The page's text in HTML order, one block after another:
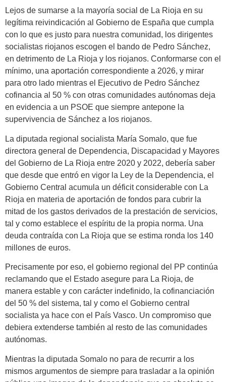
Lejos de sumarse a la mayoría social de La Rioja en su
legítima reivindicación al Gobierno de España que cumpla
con lo que es justo para nuestra comunidad, los dirigentes
socialistas riojanos escogen el bando de Pedro Sánchez,
en detrimento de La Rioja y los riojanos. Conformarse con el
mínimo, una aportación correspondiente a 2026, y mirar
para otro lado mientras el Ejecutivo de Pedro Sánchez
cofinancia al 50 % con otras comunidades autónomas deja
en evidencia a un PSOE que siempre antepone la
supervivencia de Sánchez a los riojanos.
La diputada regional socialista María Somalo, que fue
directora general de Dependencia, Discapacidad y Mayores
del Gobierno de La Rioja entre 2020 y 2022, debería saber
que desde que entró en vigor la Ley de la Dependencia, el
Gobierno Central acumula un déficit considerable con La
Rioja en materia de aportación de fondos para cubrir la
mitad de los gastos derivados de la prestación de servicios,
tal y como establece el espíritu de la propia norma. Una
deuda contraída con La Rioja que se estima ronda los 140
millones de euros.
Precisamente por eso, el gobierno regional del PP continúa
reclamando que el Estado asegure para La Rioja, de
manera estable y con carácter indefinido, la cofinanciación
del 50 % del sistema, tal y como el Gobierno central
socialista ya hace con el País Vasco. Un compromiso que
debiera extenderse también al resto de las comunidades
autónomas.
Mientras la diputada Somalo no para de recurrir a los
mismos argumentos de siempre para trasladar a la opinión